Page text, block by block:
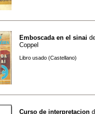
Emboscada en el sinai
Coppel
Libro usado (Castellano)
Curso de interpretacion